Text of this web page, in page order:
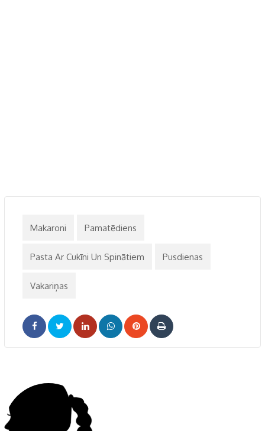
Makaroni Pamatēdiens
Pasta Ar Cukīni Un Spinātiem Pusdienas
Vakariņas
LinkedInWhatsappPinterest
Print